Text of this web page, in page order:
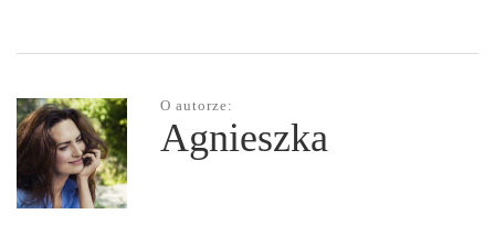
O autorze:
Agnieszka